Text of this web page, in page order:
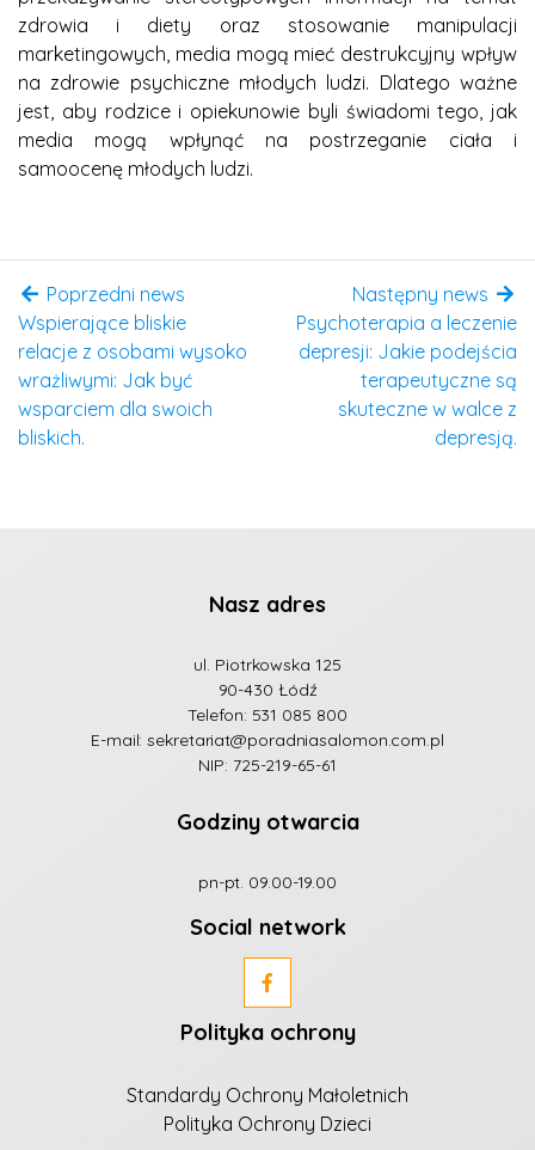
zdrowia i diety oraz stosowanie manipulacji
marketingowych, media mogą mieć destrukcyjny wpływ
na zdrowie psychiczne młodych ludzi. Dlatego ważne
jest, aby rodzice i opiekunowie byli świadomi tego, jak
media mogą wpłynąć na postrzeganie ciała i
samoocenę młodych ludzi.
Poprzedni news
Wspierające bliskie
relacje z osobami wysoko
wrażliwymi: Jak być
wsparciem dla swoich
bliskich.
Następny news
Psychoterapia a leczenie
depresji: Jakie podejścia
terapeutyczne są
skuteczne w walce z
depresją.
Nasz adres
ul. Piotrkowska 125
90-430 Łódź
Telefon: 531 085 800
E-mail:sekretariat@poradniasalomon.com.pl
NIP: 725-219-65-61
Godziny otwarcia
pn-pt. 09.00-19.00
Social network
Polityka ochrony
Standardy Ochrony Małoletnich
Polityka Ochrony Dzieci